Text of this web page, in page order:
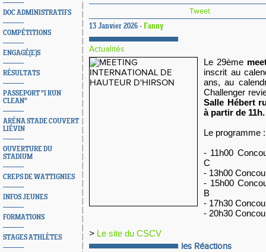
DOC ADMINISTRATIFS
COMPÉTITIONS
ENGAGÉ(E)S
RÉSULTATS
PASSEPORT "I RUN
CLEAN"
ARÉNA STADE COUVERT
LIÉVIN
OUVERTURE DU
STADIUM
CREPS DE WATTIGNIES
INFOS JEUNES
FORMATIONS
STAGES ATHLÈTES
Tweet
13 Janvier 2026 - Fanny
Actualités
Le 29ème
inscrit au
ans, au
Challenger
Salle Hébert
à partir de 11h.
Le programme :
- 11h00
C
- 13h00
- 15h00
B
- 17h30
- 20h30
> Le site du CSCV
les Réactions